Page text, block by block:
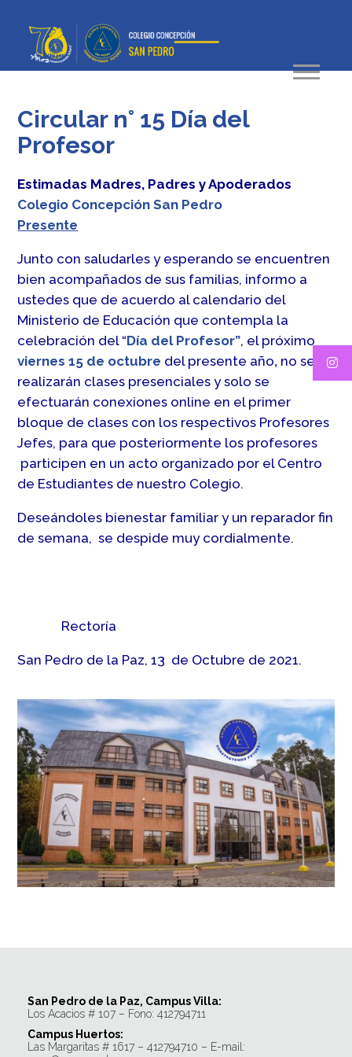
Circular n° 15 Día del
Profesor
Estimadas Madres, Padres y Apoderados
Colegio Concepción San Pedro
Presente
Junto con saludarles y esperando se encuentren
bien acompañados de sus familias, informo a
ustedes que de acuerdo al calendario del
Ministerio de Educación que contempla la
celebración del “Día del Profesor”, el próximo
viernes 15 de octubre del presente año, no se
realizarán clases presenciales y solo se
efectuarán conexiones online en el primer
bloque de clases con los respectivos Profesores
Jefes, para que posteriormente los profesores
participen en un acto organizado por el Centro
de Estudiantes de nuestro Colegio.
Deseándoles bienestar familiar y un reparador fin
de semana, se despide muy cordialmente.
Rectoría
San Pedro de la Paz, 13 de Octubre de 2021.
San Pedro de la Paz, Campus Villa:
Los Acacios # 107 – Fono: 412794711
Campus Huertos:
Las Margaritas # 1617 – 412794710 – E-mail: